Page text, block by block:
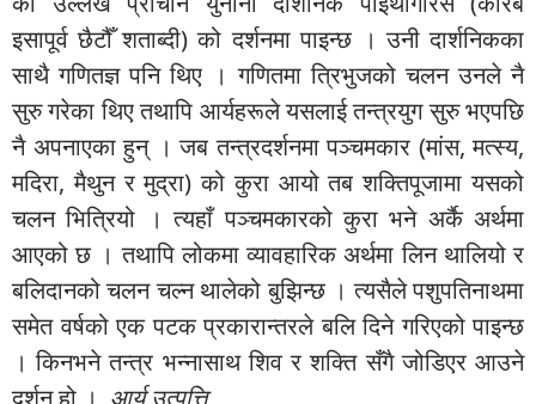
इसापूर्व छैटौँ शताब्दी) को दर्शनमा पाइन्छ । उनी दार्शनिकका
साथै गणितज्ञ पनि थिए । गणितमा त्रिभुजको चलन उनले नै
सुरु गरेका थिए तथापि आर्यहरूले यसलाई तन्त्रयुग सुरु भएपछि
नै अपनाएका हुन् । जब तन्त्रदर्शनमा पञ्चमकार (मांस, मत्स्य,
मदिरा, मैथुन र मुद्रा) को कुरा आयो तब शक्तिपूजामा यसको
चलन भित्रियो । त्यहाँ पञ्चमकारको कुरा भने अर्कै अर्थमा
आएको छ । तथापि लोकमा व्यावहारिक अर्थमा लिन थालियो र
बलिदानको चलन चल्न थालेको बुझिन्छ । त्यसैले पशुपतिनाथमा
समेत वर्षको एक पटक प्रकारान्तरले बलि दिने गरिएको पाइन्छ
। किनभने तन्त्र भन्नासाथ शिव र शक्ति सँगै जोडिएर आउने